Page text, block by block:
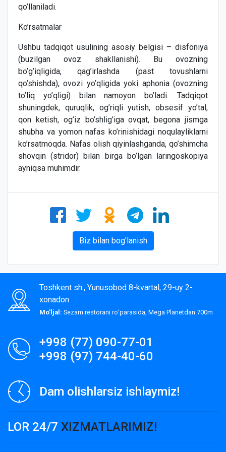
qo’llaniladi.
Ko’rsatmalar
Ushbu tadqiqot usulining asosiy belgisi – disfoniya
(buzilgan ovoz shakllanishi). Bu ovozning
bo’g’iqligida, qag’irlashda (past tovushlarni
qo’shishda), ovozi yo’qligida yoki aphonia (ovozning
to’liq yo’qligi) bilan namoyon bo’ladi. Tadqiqot
shuningdek, quruqlik, og’riqli yutish, obsesif yo’tal,
qon ketish, og’iz bo’shlig’iga ovqat, begona jismga
shubha va yomon nafas ko’rinishidagi noqulayliklarni
ko’rsatmoqda. Nafas olish qiyinlashganda, qo’shimcha
shovqin (stridor) bilan birga bo’lgan laringoskopiya
ayniqsa muhimdir.
Biz bilan bog'lanish
Toshkent sh., Yunusobod 8-kvartal, 29-uy 2-
xonadon
Mo'ljal: Sezam restorani roʻparasida, Mega Planetdan 700m
+998 (77) 090-77-01
+998 (97) 744-40-60
Dam olishlarsiz ishlaymiz!
LOR 24/7 XIZMATLARIMIZ!